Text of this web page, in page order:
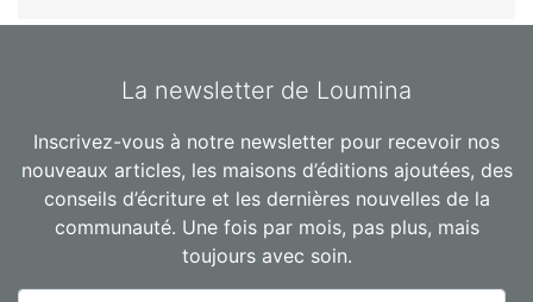
La newsletter de Loumina
Inscrivez-vous à notre newsletter pour recevoir nos
nouveaux articles, les maisons d’éditions ajoutées, des
conseils d’écriture et les dernières nouvelles de la
communauté. Une fois par mois, pas plus, mais
toujours avec soin.